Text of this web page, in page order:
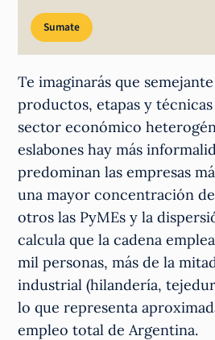
Sumate
Te imaginarás que
productos, etapas y
sector económico
eslabones hay más
predominan las empresas
una mayor concentración
otros las PyMEs y la
calcula que la cadena
mil personas, más de la
industrial (hilandería,
lo que representa
empleo total de Argentina.